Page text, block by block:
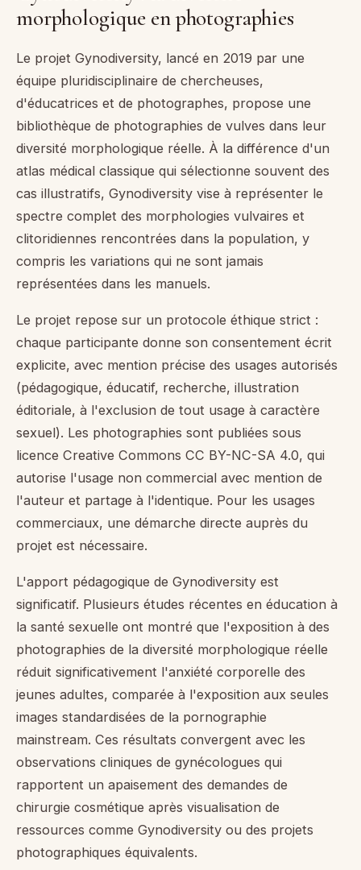
morphologique en photographies
Le projet Gynodiversity, lancé en 2019 par une
équipe pluridisciplinaire de chercheuses,
d'éducatrices et de photographes, propose une
bibliothèque de photographies de vulves dans leur
diversité morphologique réelle. À la différence d'un
atlas médical classique qui sélectionne souvent des
cas illustratifs, Gynodiversity vise à représenter le
spectre complet des morphologies vulvaires et
clitoridiennes rencontrées dans la population, y
compris les variations qui ne sont jamais
représentées dans les manuels.
Le projet repose sur un protocole éthique strict :
chaque participante donne son consentement écrit
explicite, avec mention précise des usages autorisés
(pédagogique, éducatif, recherche, illustration
éditoriale, à l'exclusion de tout usage à caractère
sexuel). Les photographies sont publiées sous
licence Creative Commons CC BY-NC-SA 4.0, qui
autorise l'usage non commercial avec mention de
l'auteur et partage à l'identique. Pour les usages
commerciaux, une démarche directe auprès du
projet est nécessaire.
L'apport pédagogique de Gynodiversity est
significatif. Plusieurs études récentes en éducation à
la santé sexuelle ont montré que l'exposition à des
photographies de la diversité morphologique réelle
réduit significativement l'anxiété corporelle des
jeunes adultes, comparée à l'exposition aux seules
images standardisées de la pornographie
mainstream. Ces résultats convergent avec les
observations cliniques de gynécologues qui
rapportent un apaisement des demandes de
chirurgie cosmétique après visualisation de
ressources comme Gynodiversity ou des projets
photographiques équivalents.